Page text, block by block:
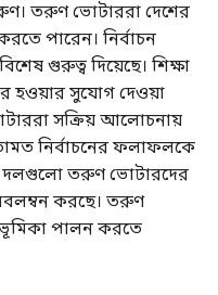
তরুণ ভোটাররা দেশের
পারেন। নির্বাচন
গুরুত্ব দিয়েছে। শিক্ষা
হওয়ার সুযোগ দেওয়া
সক্রিয় আলোচনায়
নির্বাচনের ফলাফলকে
দলগুলো তরুণ ভোটারদের
করছে। তরুণ
ভূমিকা পালন করতে